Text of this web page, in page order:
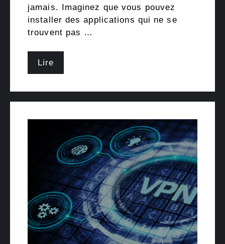
jamais. Imaginez que vous pouvez
installer des applications qui ne se
trouvent pas …
Lire